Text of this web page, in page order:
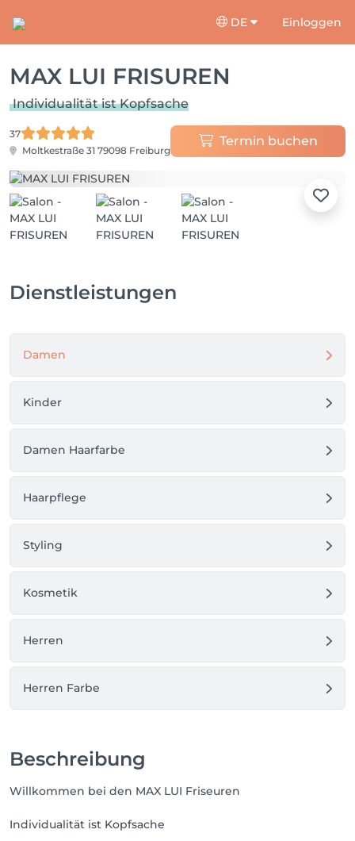
DE Einloggen
MAX LUI FRISUREN
Individualität ist Kopfsache
37
Moltkestraße 31 79098 Freiburg
Termin buchen
Dienstleistungen
Damen
Kinder
Damen Haarfarbe
Haarpflege
Styling
Kosmetik
Herren
Herren Farbe
Beschreibung
Willkommen bei den MAX LUI Friseuren
Individualität ist Kopfsache